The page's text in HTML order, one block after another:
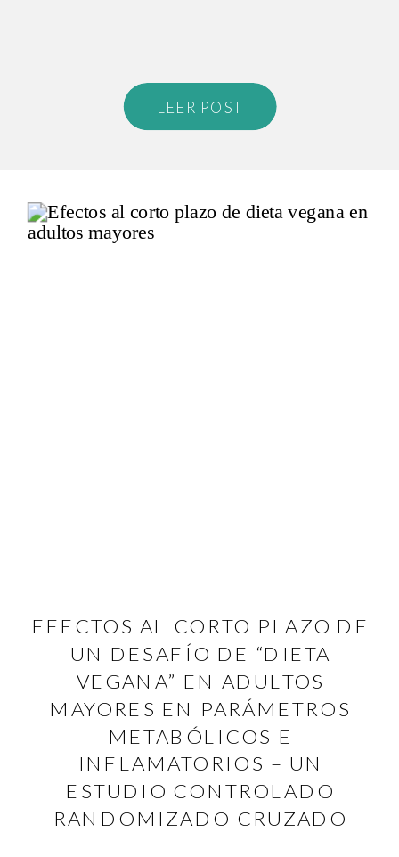
LEER POST
EFECTOS AL CORTO PLAZO DE
UN DESAFÍO DE “DIETA
VEGANA” EN ADULTOS
MAYORES EN PARÁMETROS
METABÓLICOS E
INFLAMATORIOS – UN
ESTUDIO CONTROLADO
RANDOMIZADO CRUZADO